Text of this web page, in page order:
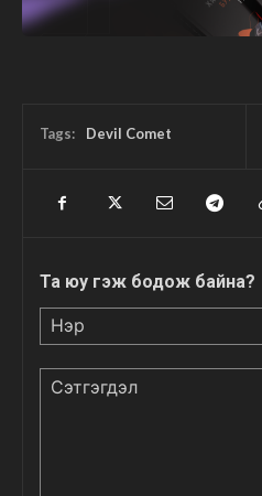
Tags: Devil Comet
Та юу гэж бодож байна?